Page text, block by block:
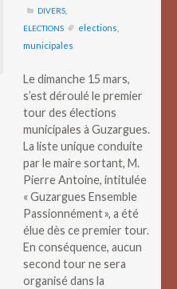
DIVERS
ELECTIONS
elections
municipales
Le dimanche 15 mars,
s’est déroulé le premier
tour des élections
municipales à Guzargues.
La liste unique conduite
par le maire sortant, M.
Pierre Antoine, intitulée
« Guzargues Ensemble
Passionnément », a été
élue dès ce premier tour.
En conséquence, aucun
second tour ne sera
organisé dans la